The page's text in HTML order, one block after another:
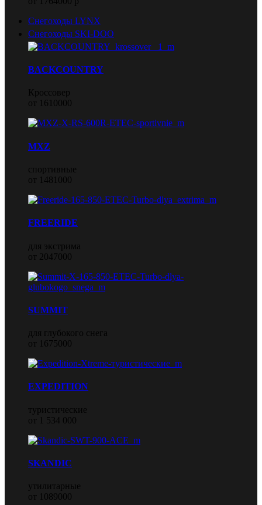
Снегоходы LYNX
Снегоходы SKI-DOO
BACKCOUNTRY
Кроссовер
от 1610000
MXZ
спортивные
от 1481000
FREERIDE
для экстрима
от 2047000
SUMMIT
для глубокого снега
от 1675000
EXPEDITION
туристические
от 1 534 000
SKANDIC
утилитарные
от 1089000